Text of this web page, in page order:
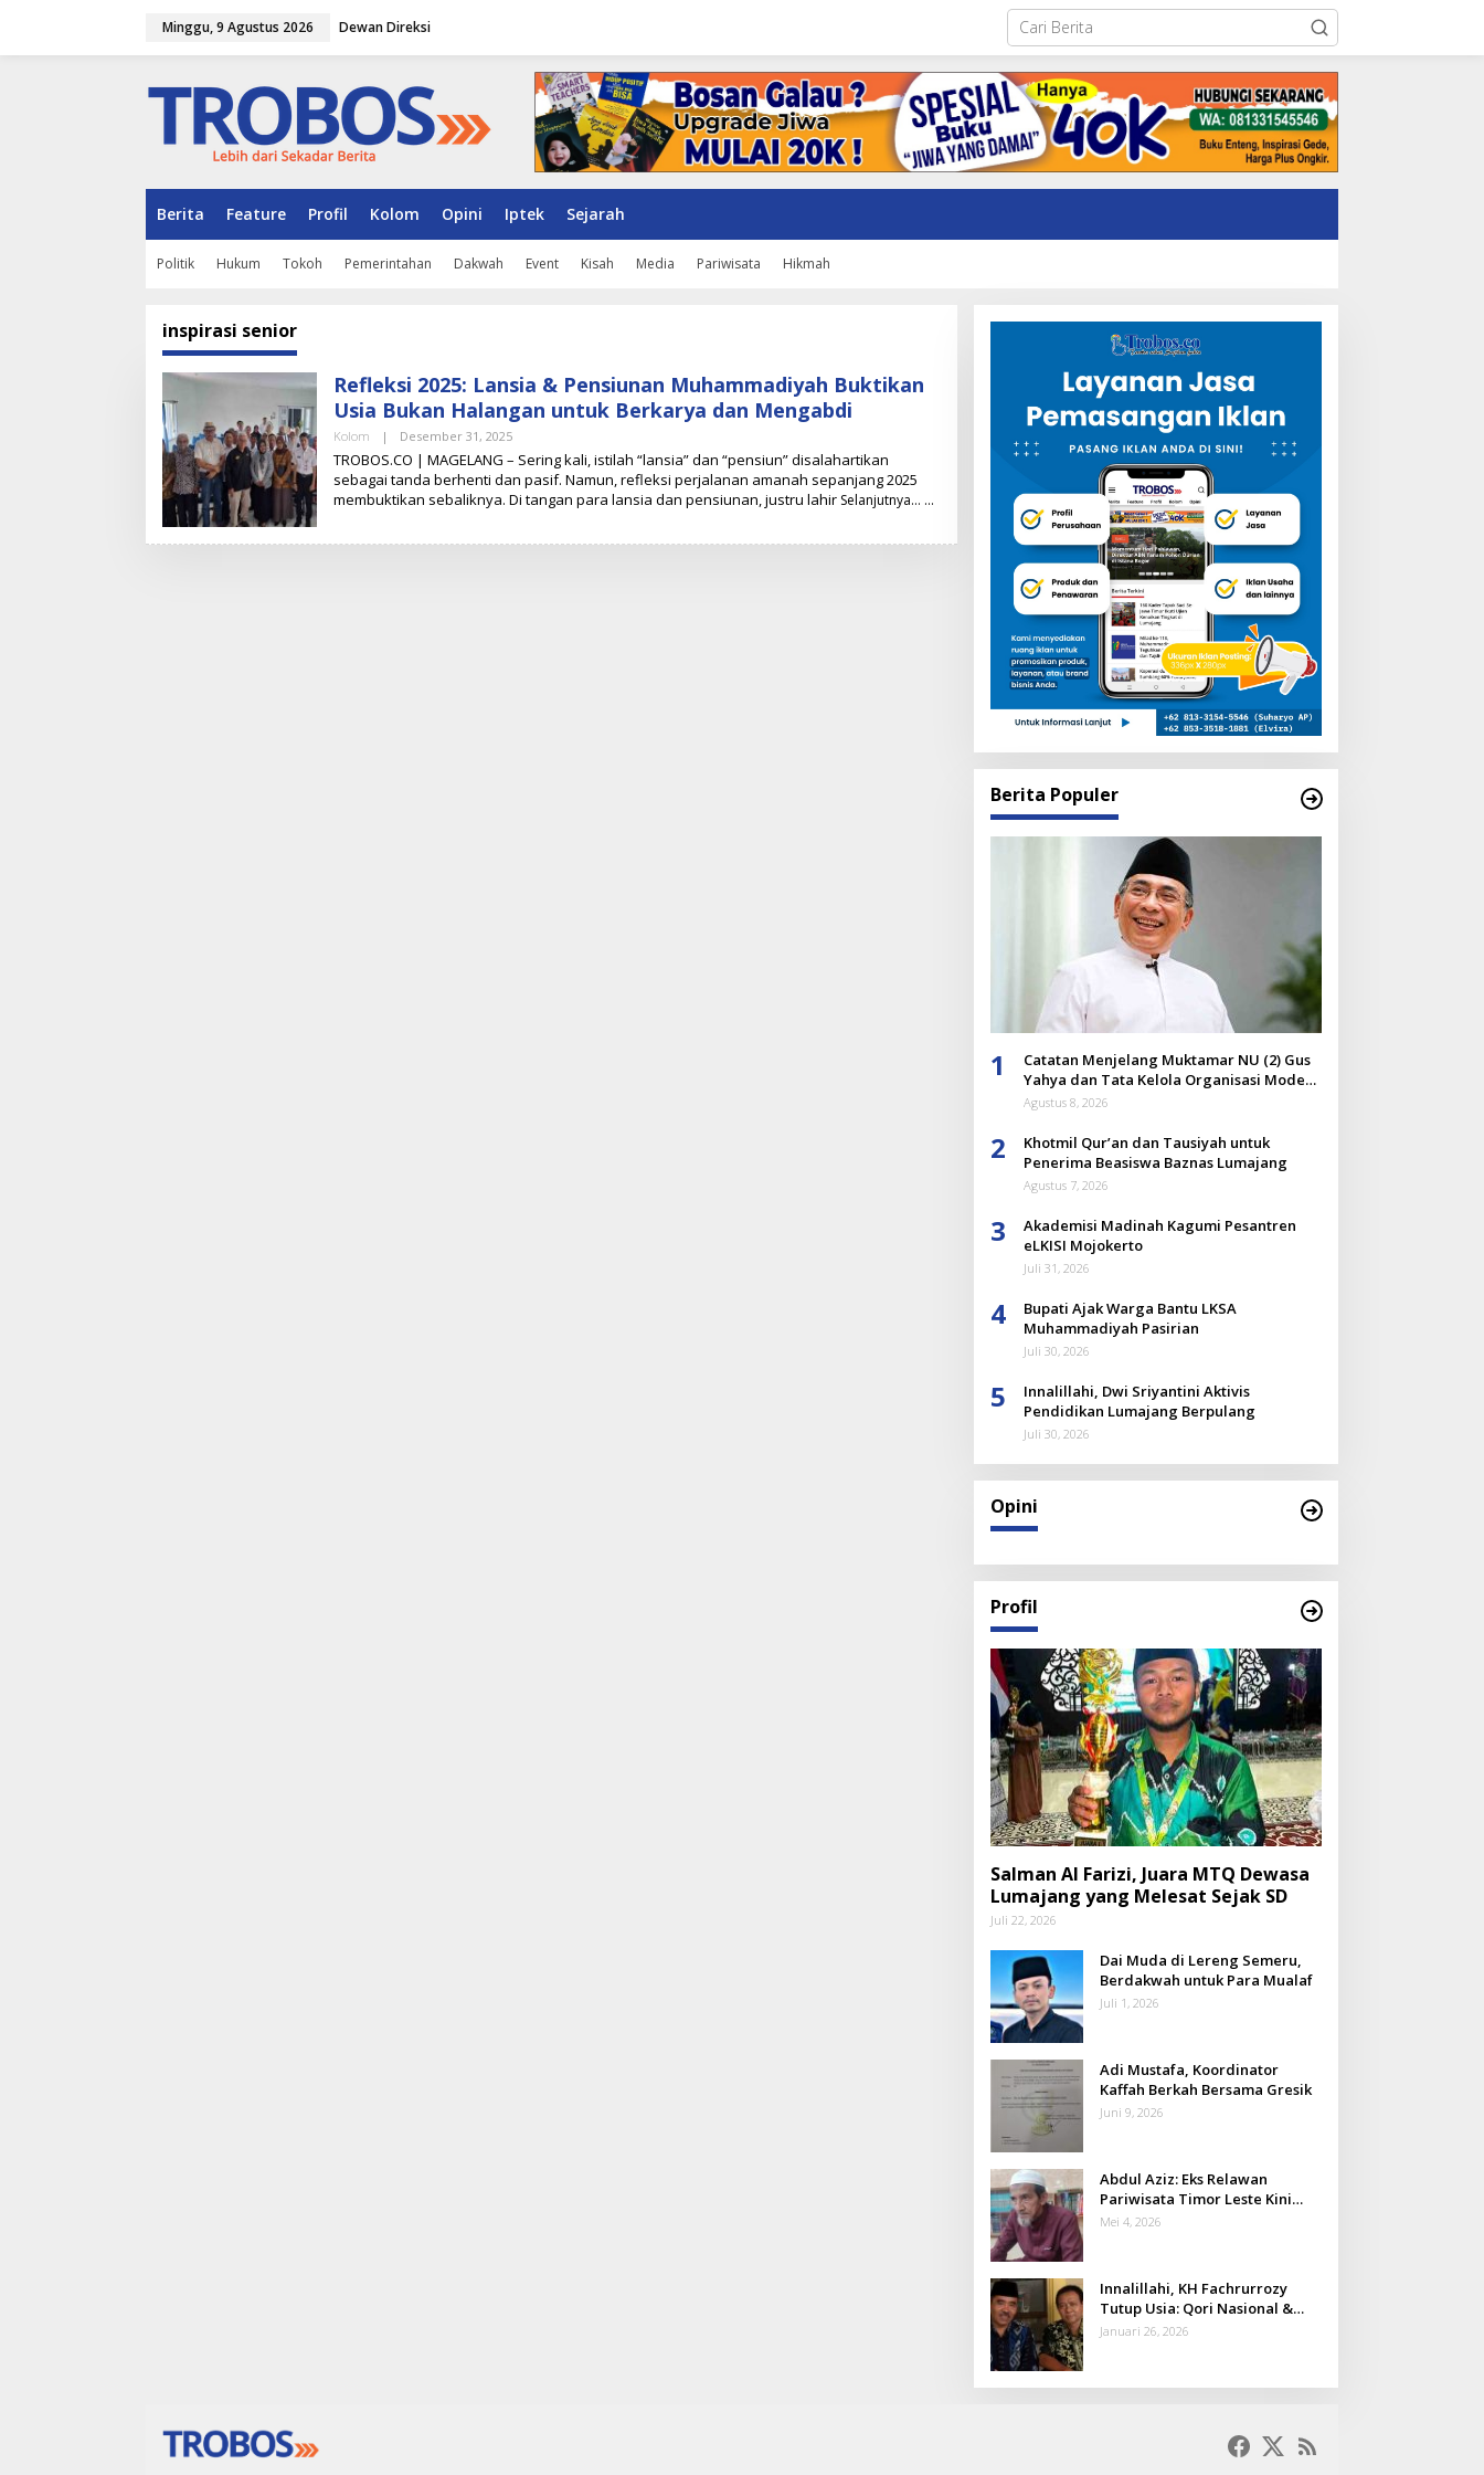
Minggu, 9 Agustus 2026 Dewan Direksi
Berita Feature Profil Kolom Opini Iptek Sejarah
Politik Hukum Tokoh Pemerintahan Dakwah Event Kisah Media Pariwisata Hikmah
inspirasi senior
Refleksi 2025: Lansia & Pensiunan Muhammadiyah Buktikan
Usia Bukan Halangan untuk Berkarya dan Mengabdi
Kolom | Desember 31, 2025
E
H
N
R
TROBOS.CO | MAGELANG – Sering kali, istilah “lansia” dan “pensiun” disalahartikan
sebagai tanda berhenti dan pasif. Namun, refleksi perjalanan amanah sepanjang 2025
membuktikan sebaliknya. Di tangan para lansia dan pensiunan, justru lahir Selanjutnya…
Berita Populer
1
Catatan Menjelang Muktamar NU (2) Gus
Yahya dan Tata Kelola Organisasi Modern
yang Menyandera Dirinya
Agustus 8, 2026
2
Khotmil Qur’an dan Tausiyah untuk
Penerima Beasiswa Baznas Lumajang
Agustus 7, 2026
3
Akademisi Madinah Kagumi Pesantren
eLKISI Mojokerto
Juli 31, 2026
4
Bupati Ajak Warga Bantu LKSA
Muhammadiyah Pasirian
Juli 30, 2026
5
Innalillahi, Dwi Sriyantini Aktivis
Pendidikan Lumajang Berpulang
Juli 30, 2026
Opini
Profil
Salman Al Farizi, Juara MTQ Dewasa
Lumajang yang Melesat Sejak SD
Juli 22, 2026
Dai Muda di Lereng Semeru,
Berdakwah untuk Para Mualaf
Juli 1, 2026
Adi Mustafa, Koordinator
Kaffah Berkah Bersama Gresik
Juni 9, 2026
Abdul Aziz: Eks Relawan
Pariwisata Timor Leste Kini
Takmir Kalisat
Mei 4, 2026
Innalillahi, KH Fachrurrozy
Tutup Usia: Qori Nasional &
Mantan Kadis Kemenag yang
Januari 26, 2026